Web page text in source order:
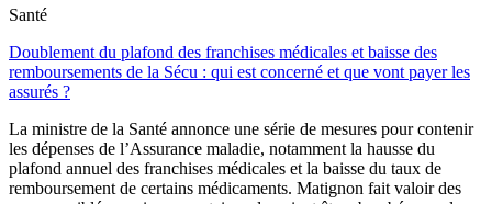
Santé
Doublement du plafond des franchises médicales et baisse des
remboursements de la Sécu : qui est concerné et que vont payer les
assurés ?
La ministre de la Santé annonce une série de mesures pour contenir
les dépenses de l’Assurance maladie, notamment la hausse du
plafond annuel des franchises médicales et la baisse du taux de
remboursement de certains médicaments. Matignon fait valoir des